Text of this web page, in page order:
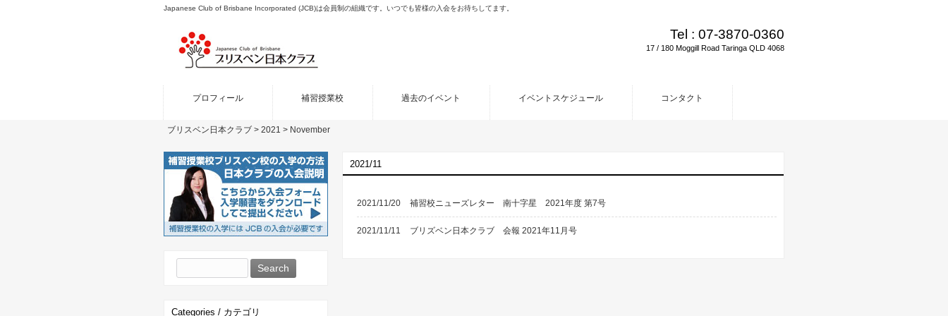
Japanese Club of Brisbane Incorporated (JCB)は会員制の組織です。いつでも皆様の入会をお待ちしてます。
Tel : 07-3870-0360
17 / 180 Moggill Road Taringa QLD 4068
プロフィール 補習授業校 過去のイベント イベントスケジュール コンタクト
ブリスベン日本クラブ > 2021 > November
2021/11
2021/11/20 補習校ニューズレター 南十字星 2021年度 第7号
2021/11/11 ブリズベン日本クラブ 会報 2021年11月号
for:
Categories / カテゴリ